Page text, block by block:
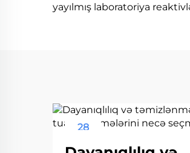
yayılmış laboratoriya
28